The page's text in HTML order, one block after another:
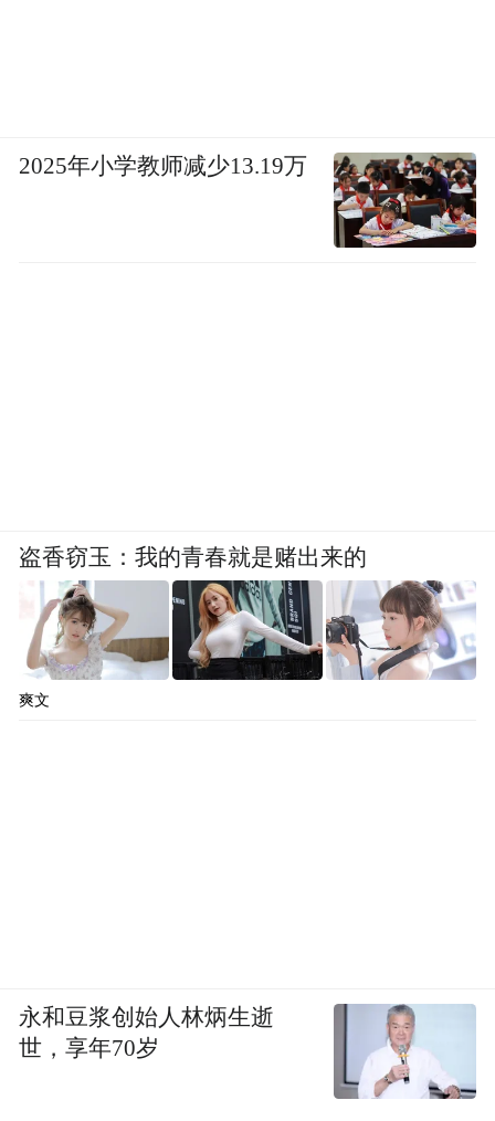
2025年小学教师减少13.19万
盗香窃玉：我的青春就是赌出来的
爽文
永和豆浆创始人林炳生逝
世，享年70岁